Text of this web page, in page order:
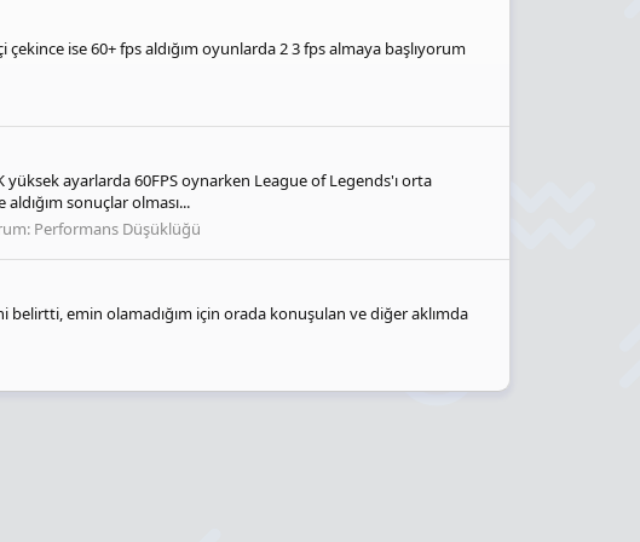
ise 60+ fps aldığım oyunlarda 2 3 fps almaya başlıyorum
yüksek ayarlarda 60FPS oynarken League of Legends'ı orta
sonuçlar olması...
Performans Düşüklüğü
belirtti, emin olamadığım için orada konuşulan ve diğer aklımda